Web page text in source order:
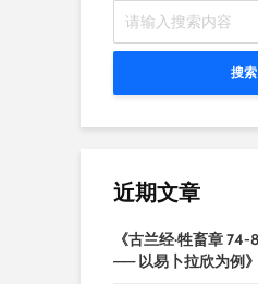
搜索
近期文章
《古兰经·牲畜章
—— 以易卜拉欣为例》